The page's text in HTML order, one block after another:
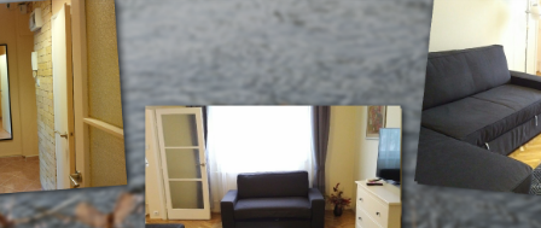
APARTMAN
SZEGED
KAPCSOLAT